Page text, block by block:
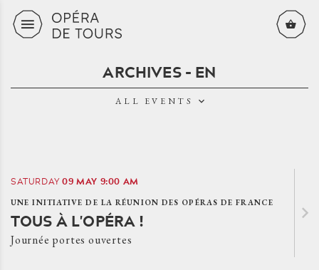
ARCHIVES - EN
ALL EVENTS
RÉINITIALISER
SOUMETTRE
SATURDAY09MAY 9:00 AM
UNE INITIATIVE DE LA RÉUNION DES OPÉRAS DE FRANCE
TOUS À L'OPÉRA !
Journée portes ouvertes